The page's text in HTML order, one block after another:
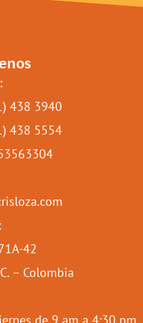
438 3940
438 5554
42
– Colombia
de 9 am a 4:30 pm